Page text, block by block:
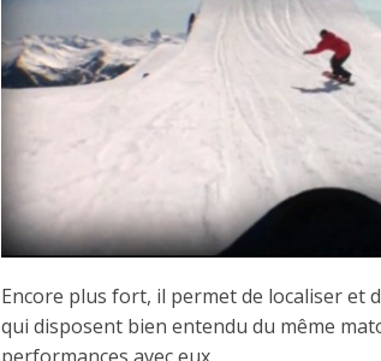
Encore plus fort, il permet de localiser et
qui disposent bien entendu du même